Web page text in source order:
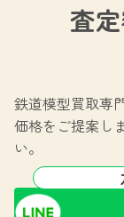
査
鉄道模型買取専
価格をご提案し
い。